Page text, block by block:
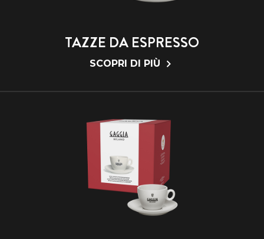
TAZZE DA ESPRESSO
SCOPRI DI PIÙ